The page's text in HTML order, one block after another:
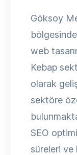
Göksoy
web
Kebap
olarak
sektöre
SEO
süreleri ve